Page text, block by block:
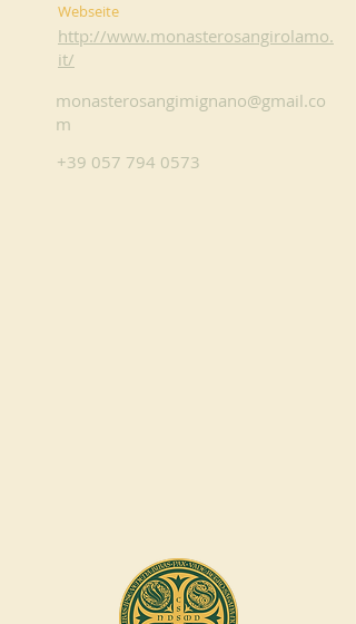
Webseite
http://www.monasterosangirolamo.
it/
monasterosangimignano@gmail.co
m
+39 057 794 0573